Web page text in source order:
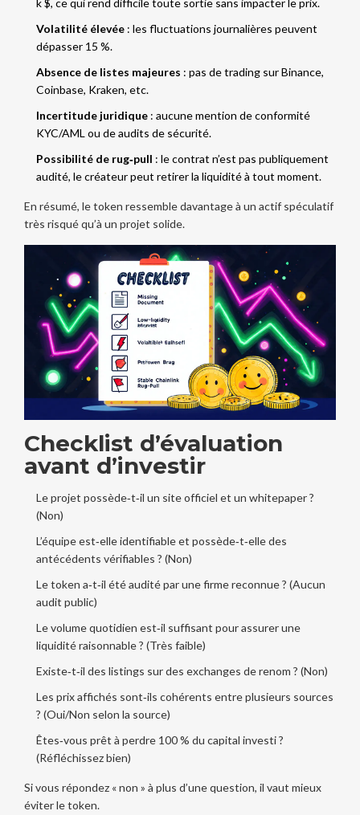
k $, ce qui rend difficile toute sortie sans impacter le prix.
Volatilité élevée: les fluctuations journalières peuvent
dépasser 15 %.
Absence de listes majeures : pas de trading sur Binance,
Coinbase, Kraken, etc.
Incertitude juridique: aucune mention de conformité
KYC/AML ou de audits de sécurité.
Possibilité de rug‑pull : le contrat n’est pas publiquement
audité, le créateur peut retirer la liquidité à tout moment.
En résumé, le token ressemble davantage à un actif spéculatif
très risqué qu’à un projet solide.
Checklist d’évaluation
avant d’investir
Le projet possède‑t‑il un site officiel et un whitepaper ?
(Non)
L’équipe est‑elle identifiable et possède‑t‑elle des
antécédents vérifiables ? (Non)
Le token a‑t‑il été audité par une firme reconnue ? (Aucun
audit public)
Le volume quotidien est‑il suffisant pour assurer une
liquidité raisonnable ? (Très faible)
Existe‑t‑il des listings sur des exchanges de renom ? (Non)
Les prix affichés sont‑ils cohérents entre plusieurs sources
? (Oui/Non selon la source)
Êtes‑vous prêt à perdre 100 % du capital investi ?
(Réfléchissez bien)
Si vous répondez « non » à plus d’une question, il vaut mieux
éviter le token.